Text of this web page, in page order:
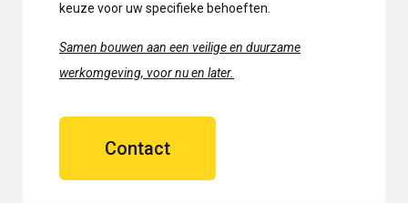
keuze voor uw specifieke behoeften.
Samen bouwen aan een veilige en duurzame
werkomgeving, voor nu en later.
Contact